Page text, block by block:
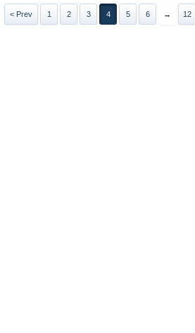
< Prev 1 2 3 4 5 6 → 12